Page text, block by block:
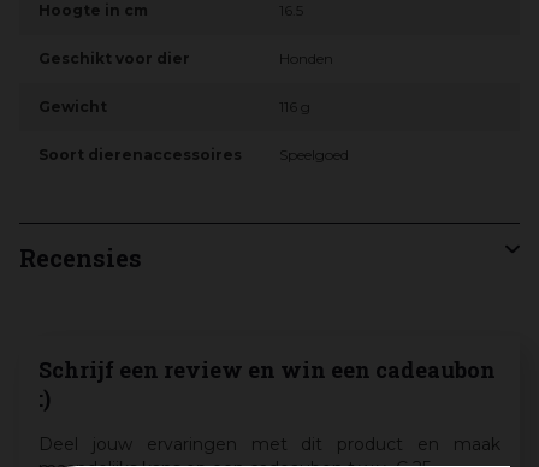
Hoogte in cm 16.5
Geschikt voor dier Honden
Gewicht 116 g
Soort dierenaccessoires Speelgoed
Recensies
Schrijf een review en win een cadeaubon
:)
Deel jouw ervaringen met dit product en maak